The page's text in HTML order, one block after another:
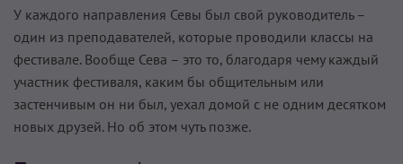
У каждого направления Севы был свой руководитель –
один из преподавателей, которые проводили классы на
фестивале. Вообще Сева – это то, благодаря чему каждый
участник фестиваля, каким бы общительным или
застенчивым он ни был, уехал домой с не одним десятком
новых друзей. Но об этом чуть позже.